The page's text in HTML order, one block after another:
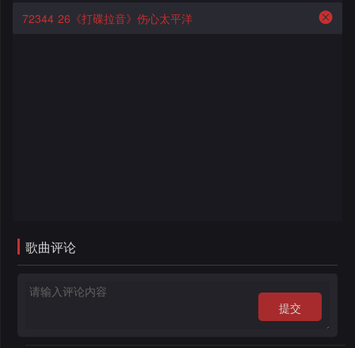
72344 26《打碟拉音》伤心太平洋
歌曲评论
提交